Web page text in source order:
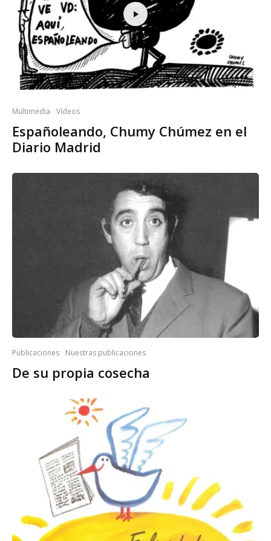
Multimedia Vídeos
Españoleando, Chumy Chúmez en el
Diario Madrid
Publicaciones Nuestras publicaciones
De su propia cosecha